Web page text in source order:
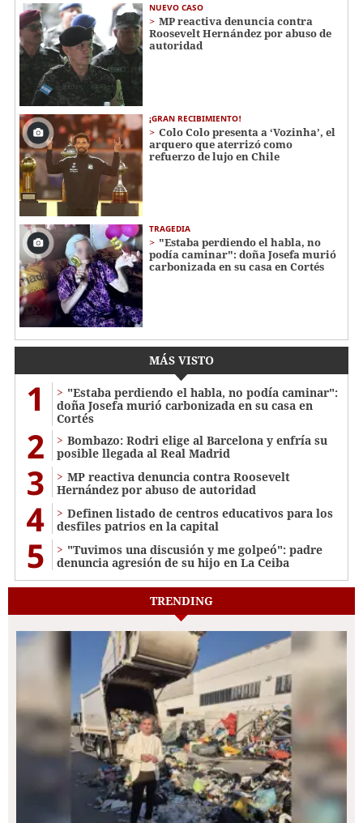
NUEVO CASO
MP reactiva denuncia contra
Roosevelt Hernández por abuso de
autoridad
¡GRAN RECIBIMIENTO!
Colo Colo presenta a ‘Vozinha’, el
arquero que aterrizó como
refuerzo de lujo en Chile
TRAGEDIA
"Estaba perdiendo el habla, no
podía caminar": doña Josefa murió
carbonizada en su casa en Cortés
MÁS VISTO
1
"Estaba perdiendo el habla, no podía caminar":
doña Josefa murió carbonizada en su casa en
Cortés
2
Bombazo: Rodri elige al Barcelona y enfría su
posible llegada al Real Madrid
3
MP reactiva denuncia contra Roosevelt
Hernández por abuso de autoridad
4
Definen listado de centros educativos para los
desfiles patrios en la capital
5
"Tuvimos una discusión y me golpeó": padre
denuncia agresión de su hijo en La Ceiba
TRENDING